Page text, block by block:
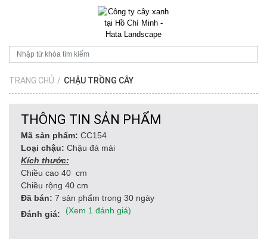
TRANG CHỦ / CHẬU TRỒNG CÂY
THÔNG TIN SẢN PHẨM
Mã sản phẩm: CC154
Loại chậu: Chậu đá mài
Kích thước:
Chiều cao 40 cm
Chiều rộng 40 cm
Đã bán: 7 sản phẩm trong 30 ngày
Đánh giá:
(Xem 1 đánh giá)